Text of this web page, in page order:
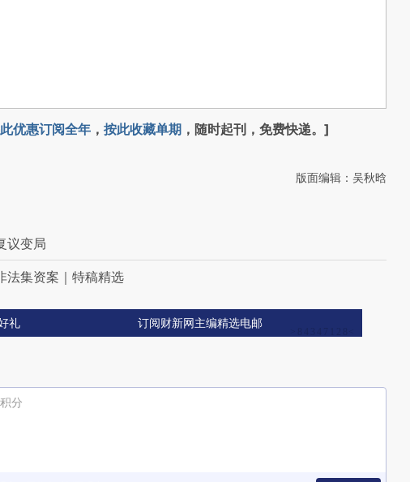
优惠订阅全年 ， 按此收藏单期 ，随时起刊，免费快递。]
版面编辑：吴秋晗
议变局
法集资案｜特稿精选
礼 订阅财新网主编精选电邮
分